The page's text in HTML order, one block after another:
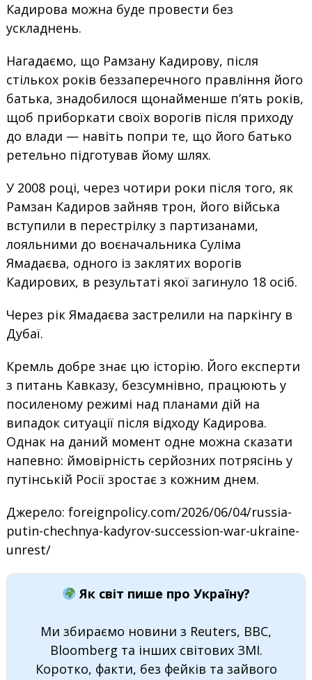
Кадирова можна буде провести без
ускладнень.
Нагадаємо, що Рамзану Кадирову, після
стількох років беззаперечного правління його
батька, знадобилося щонайменше п’ять років,
щоб приборкати своїх ворогів після приходу
до влади — навіть попри те, що його батько
ретельно підготував йому шлях.
У 2008 році, через чотири роки після того, як
Рамзан Кадиров зайняв трон, його війська
вступили в перестрілку з партизанами,
лояльними до воєначальника Суліма
Ямадаєва, одного із заклятих ворогів
Кадирових, в результаті якої загинуло 18 осіб.
Через рік Ямадаєва застрелили на паркінгу в
Дубаї.
Кремль добре знає цю історію. Його експерти
з питань Кавказу, безсумнівно, працюють у
посиленому режимі над планами дій на
випадок ситуації після відходу Кадирова.
Однак на даний момент одне можна сказати
напевно: ймовірність серйозних потрясінь у
путінській Росії зростає з кожним днем.
Джерело: foreignpolicy.com/2026/06/04/russia-
putin-chechnya-kadyrov-succession-war-ukraine-
unrest/
Як світ пише про Україну?
Ми збираємо новини з Reuters, BBC,
Bloomberg та інших світових ЗМІ.
Коротко, факти, без фейків та зайвого